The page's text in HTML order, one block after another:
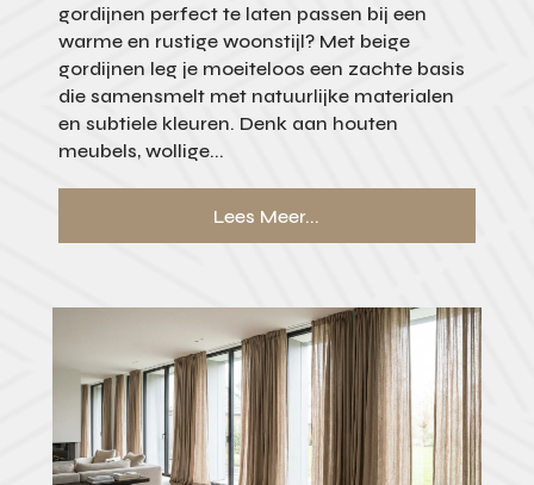
gordijnen perfect te laten passen bij een
warme en rustige woonstijl? Met beige
gordijnen leg je moeiteloos een zachte basis
die samensmelt met natuurlijke materialen
en subtiele kleuren. Denk aan houten
meubels, wollige...
Lees Meer...